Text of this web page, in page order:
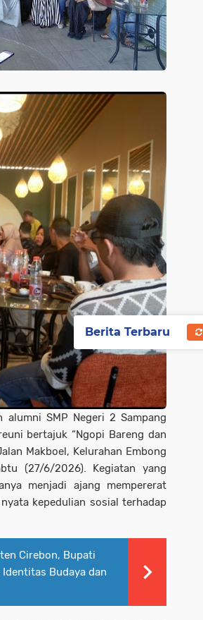
alumni SMP Negeri 2 Sampang
bertajuk “Ngopi Bareng dan
Makboel, Kelurahan Embong
(27/6/2026). Kegiatan yang
menjadi ajang mempererat
kepedulian sosial terhadap
Cirebon, Bupati
Budaya dan
Berita Terbaru